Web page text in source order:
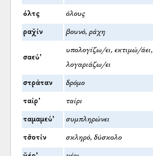
όλτς όλους
ραχ̌ίν βουνό, ράχη
σαεύ’
υπολογίζω/ει, εκτιμώ/άει,
λογαριάζω/ει
στράταν δρόμο
ταίρ’ ταίρι
ταμαμεύ’ συμπληρώνει
τσ̌οτίν σκληρό, δύσκολο